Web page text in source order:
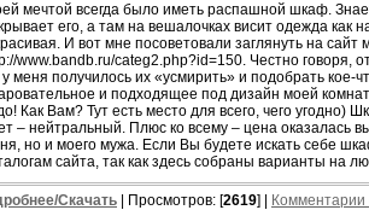
мечтой всегда было иметь распашной шкаф.
его, а там на вешалочках висит одежда как
И вот мне посоветовали заглянуть на сайт
www.bandb.ru/categ2.php?id=150. Честно говоря,
меня получилось их «усмирить» и подобрать кое-
и подходящее под дизайн моей
Как Вам? Тут есть место для всего, чего
– нейтральный. Плюс ко всему – цена оказалась
но и моего мужа. Если Вы будете искать себе
сайта, так как здесь собраны варианты на
Скачать | Просмотров: [2619] | Комментарии